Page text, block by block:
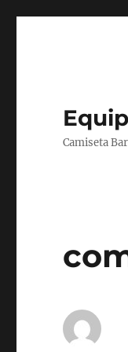
Camiseta